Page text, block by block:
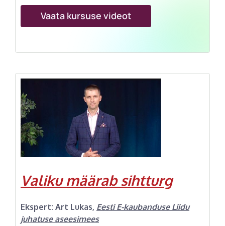
Vaata kursuse videot
Valiku määrab sihtturg
Ekspert: Art Lukas, Eesti E-kaubanduse Liidu
juhatuse aseesimees